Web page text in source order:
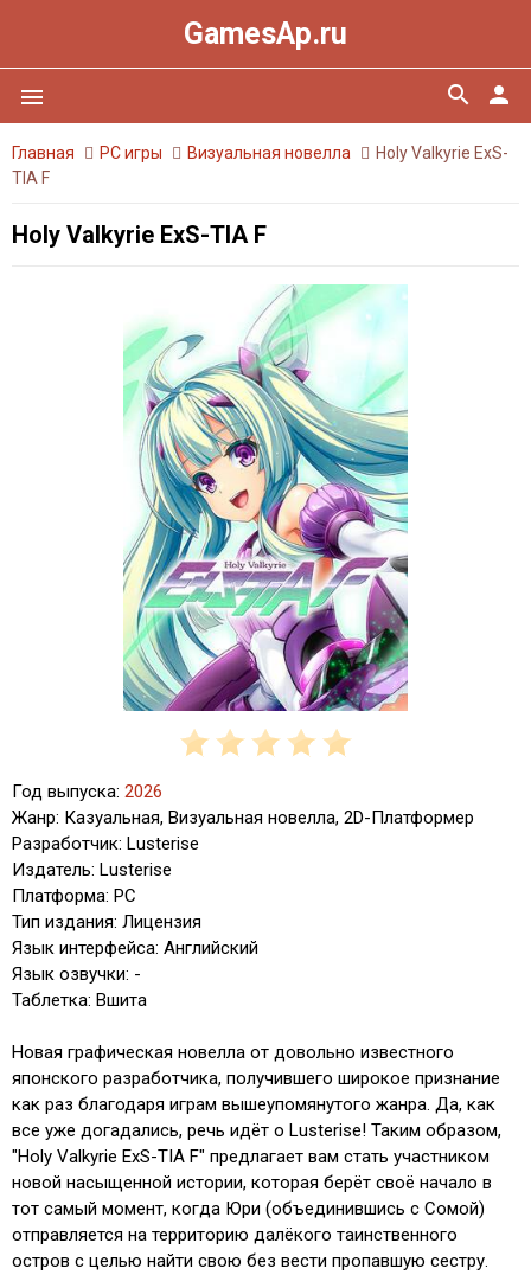
GamesAp.ru
menu person
search
Главная PC игры Визуальная новелла
Holy Valkyrie ExS-
TIA F
Holy Valkyrie ExS-TIA F
Год выпуска: 2026
Жанр: Казуальная, Визуальная новелла, 2D-Платформер
Разработчик: Lusterise
Издатель: Lusterise
Платформа: PC
Тип издания: Лицензия
Язык интерфейса: Английский
Язык озвучки: -
Таблетка: Вшита
Новая графическая новелла от довольно известного
японского разработчика, получившего широкое признание
как раз благодаря играм вышеупомянутого жанра. Да, как
все уже догадались, речь идёт о Lusterise! Таким образом,
"Holy Valkyrie ExS-TIA F" предлагает вам стать участником
новой насыщенной истории, которая берёт своё начало в
тот самый момент, когда Юри (объединившись с Сомой)
отправляется на территорию далёкого таинственного
остров с целью найти свою без вести пропавшую сестру.